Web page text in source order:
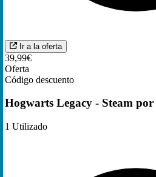
Ir a la oferta
39,99€
Oferta
Código descuento
Hogwarts Legacy - Steam por
1 Utilizado